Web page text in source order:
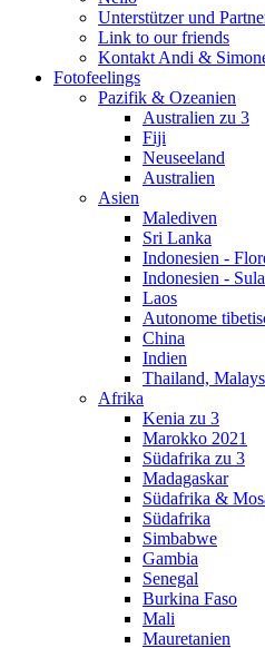
Unterstützer und
Link to our friends
Kontakt Andi &
Fotofeelings
Pazifik & Ozeanien
Australien zu 3
Fiji
Neuseeland
Australien
Asien
Malediven
Sri Lanka
Indonesien -
Indonesien -
Laos
Autonome
China
Indien
Thailand,
Afrika
Kenia zu 3
Marokko 2021
Südafrika zu 3
Madagaskar
Südafrika &
Südafrika
Simbabwe
Gambia
Senegal
Burkina Faso
Mali
Mauretanien